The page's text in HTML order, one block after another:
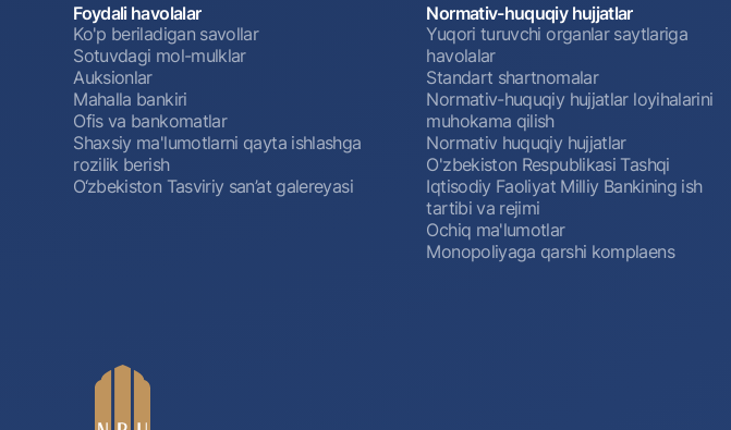
Foydali havolalar
Ko'p beriladigan savollar
Sotuvdagi mol-mulklar
Auksionlar
Mahalla bankiri
Ofis va bankomatlar
Shaxsiy ma'lumotlarni qayta ishlashga
rozilik berish
O‘zbekiston Tasviriy san’at galereyasi
Normativ-huquqiy hujjatlar
Yuqori turuvchi organlar saytlariga
havolalar
Standart shartnomalar
Normativ-huquqiy hujjatlar loyihalarini
muhokama qilish
Normativ huquqiy hujjatlar
O'zbekiston Respublikasi Tashqi
Iqtisodiy Faoliyat Milliy Bankining ish
tartibi va rejimi
Ochiq ma'lumotlar
Monopoliyaga qarshi komplaens